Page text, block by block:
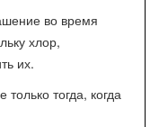
во время
хлор,
их.
тогда, когда